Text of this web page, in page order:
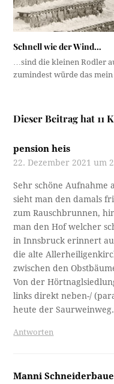
Schnell wie der Wind…
…sind die kleinen Rodler
zumindest würde das
Dieser Beitrag hat 11
pension heis
22. Dezember 2021 um
Sehr schöne Aufnahme
sieht man den damals
zum Rauschbrunnen,
man den Hof welcher
in Innsbruck erinnert
die alte
zwischen den
Von der
links direkt neben-/
heute der Saurweinweg.
Antworten
Manni